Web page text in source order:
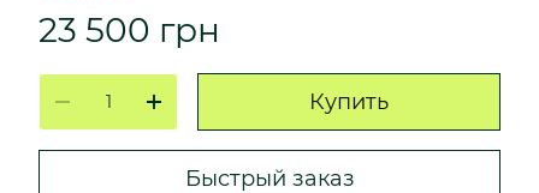
23 500 грн
Купить
Быстрый заказ